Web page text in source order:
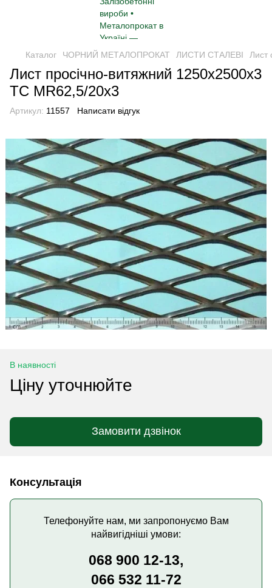
Каталог ЧОРНИЙ МЕТАЛОПРОКАТ ЛИСТИ СТАЛЕВІ Лист
Лист просічно-витяжний 1250x2500х3
TC MR62,5/20x3
Артикул: 11557 Написати відгук
В наявності
Ціну уточнюйте
Замовити дзвінок
Консультація
Телефонуйте нам, ми запропонуємо Вам
найвигідніші умови:
068 900 12-13,
066 532 11-72